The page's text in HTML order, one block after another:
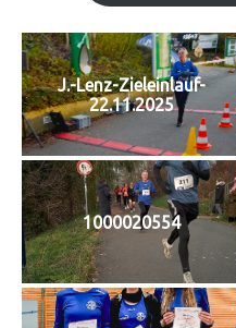
J.-Lenz-Zieleinlauf-
22.11.2025
1000020554